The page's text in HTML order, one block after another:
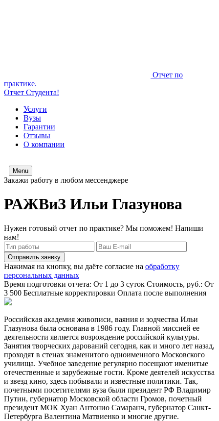
Отчет по
практике.
Отчет Студента!
Услуги
Вузы
Гарантии
Отзывы
О компании
Menu
Закажи работу в любом мессенджере
РАЖВиЗ Ильи Глазунова
Нужен готовый отчет по практике? Мы поможем! Напиши
нам!
Отправить заявку
Нажимая на кнопку, вы даёте согласие на обработку
персональных данных
Время подготовки отчета: От 1 до 3 суток Стоимость, руб.: От
3 500 Бесплатные корректировки Оплата после выполнения
Российская академия живописи, ваяния и зодчества Ильи
Глазунова была основана в 1986 году. Главной миссией ее
деятельности является возрождение российской культуры.
Занятия творческих дарований сегодня, как и много лет назад,
проходят в стенах знаменитого одноименного Московского
училища. Учебное заведение регулярно посещают именитые
отечественные и зарубежные гости. Кроме деятелей искусства
и звезд кино, здесь побывали и известные политики. Так,
почетными посетителями вуза были президент РФ Владимир
Путин, губернатор Московской области Громов, почетный
президент МОК Хуан Антонио Самаранч, губернатор Санкт-
Петербурга Валентина Матвиенко и многие другие.